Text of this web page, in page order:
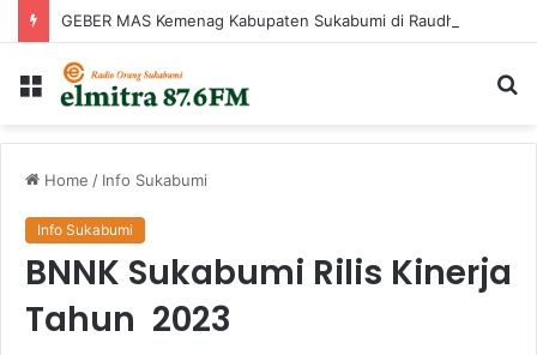
Menu
Home / Info Sukabumi
Info Sukabumi
BNNK Sukabumi Rilis Kinerja
Tahun 2023